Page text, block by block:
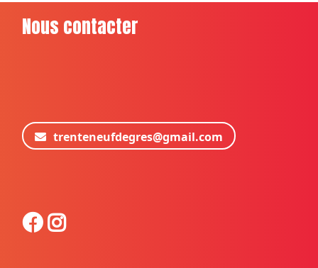
Nous contacter
trenteneufdegres@gmail.com